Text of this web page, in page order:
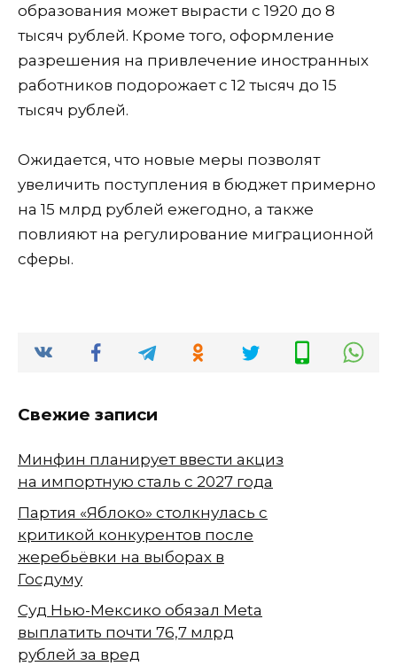
образования может вырасти с 1920 до 8
тысяч рублей. Кроме того, оформление
разрешения на привлечение иностранных
работников подорожает с 12 тысяч до 15
тысяч рублей.
Ожидается, что новые меры позволят
увеличить поступления в бюджет примерно
на 15 млрд рублей ежегодно, а также
повлияют на регулирование миграционной
сферы.
Свежие записи
Минфин планирует ввести акциз
на импортную сталь с 2027 года
Партия «Яблоко» столкнулась с
критикой конкурентов после
жеребьёвки на выборах в
Госдуму
Суд Нью-Мексико обязал Meta
выплатить почти 76,7 млрд
рублей за вред